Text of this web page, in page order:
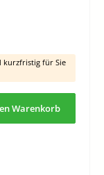
kurzfristig für Sie
die Schaltflächen um
Warenkorb